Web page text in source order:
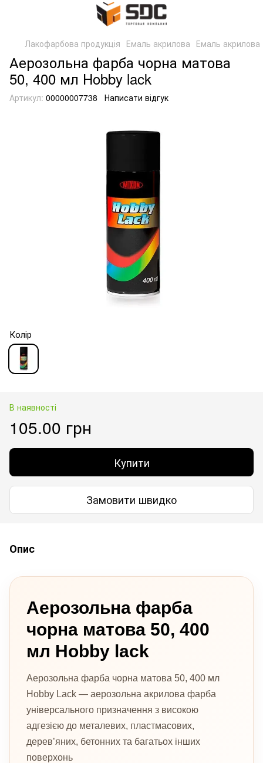
Лакофарбова продукція Емаль акрилова Емаль акрилова
Аерозольна фарба чорна матова
50, 400 мл Hobby lack
Артикул: 00000007738 Написати відгук
Колір
В наявності
105.00 грн
Купити
Замовити швидко
Опис
Аерозольна фарба
чорна матова 50, 400
мл Hobby lack
Аерозольна фарба чорна матова 50, 400 мл
Hobby Lack — аерозольна акрилова фарба
універсального призначення з високою
адгезією до металевих, пластмасових,
дерев’яних, бетонних та багатьох інших
поверхонь